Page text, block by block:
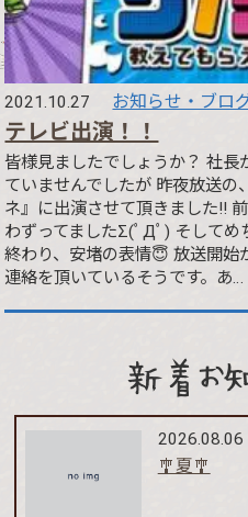
2021.10.27 お知らせ・ブロ
テレビ出演！！
皆様見ましたでしょうか？ 社長
ていませんでしたが 昨夜放送の
ネ』に出演させて頂きました!!
わずってましたΣ(ﾟДﾟ) そしてめ
終わり、安堵の表情😇 放送開始
連絡を頂いているそうです。あ…
新着お知
2026.08.06
🎐夏🎐